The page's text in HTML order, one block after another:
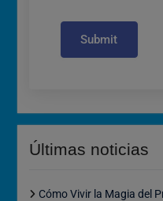
Submit
Últimas noticias
Cómo Vivir la Magia del